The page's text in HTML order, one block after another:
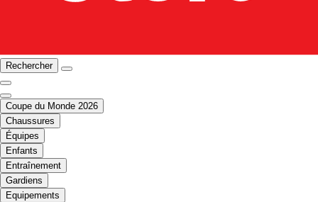
Rechercher
Coupe du Monde 2026
Chaussures
Équipes
Enfants
Entraînement
Gardiens
Equipements